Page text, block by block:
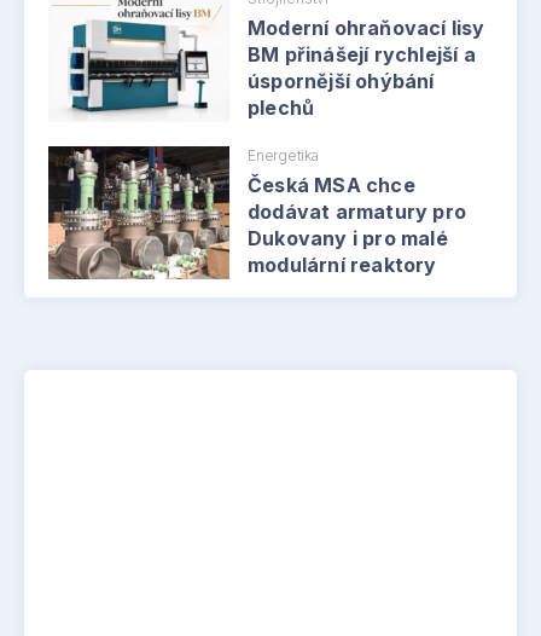
Moderní ohraňovací lisy
BM přinášejí rychlejší a
úspornější ohýbání
plechů
Energetika
Česká MSA chce
dodávat armatury pro
Dukovany i pro malé
modulární reaktory